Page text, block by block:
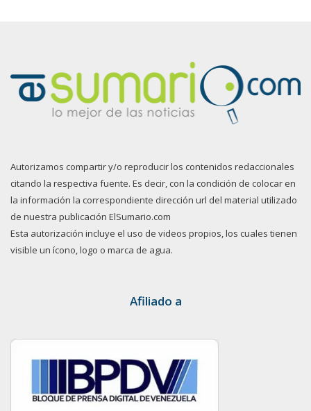
Autorizamos compartir y/o reproducir los contenidos redaccionales
citando la respectiva fuente. Es decir, con la condición de colocar en
la información la correspondiente dirección url del material utilizado
de nuestra publicación ElSumario.com
Esta autorización incluye el uso de videos propios, los cuales tienen
visible un ícono, logo o marca de agua.
Afiliado a